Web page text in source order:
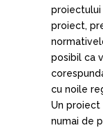
proiect,
posibil ca
cu noile
Un
numai de